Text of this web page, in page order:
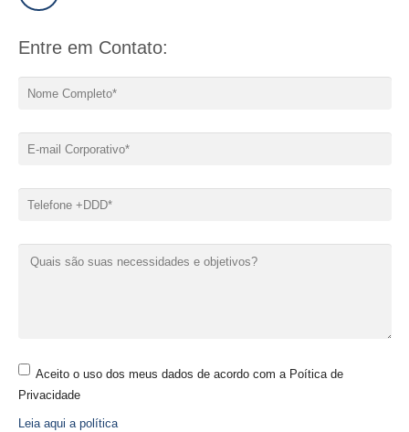
Entre em Contato:
Aceito o uso dos meus dados de acordo com a Poítica de
Privacidade
Leia aqui a política